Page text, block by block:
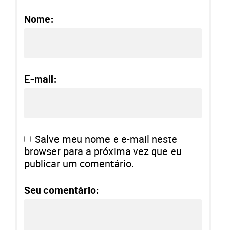
Nome:
E-mail:
Salve meu nome e e-mail neste
browser para a próxima vez que eu
publicar um comentário.
Seu comentário: